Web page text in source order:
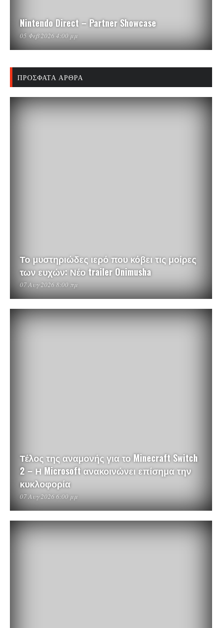
Nintendo Direct – Partner Showcase
05 Φεβ 2026 4:00 μμ
ΠΡΌΣΦΑΤΑ ΆΡΘΡΑ
Το μυστηριώδες ιερό που κόβει τις μοίρες
των ευχών: Νέο trailer Onimusha
07 Αυγ 2026 8:00 πμ
Τέλος της αναμονής για το Minecraft Switch
2 – Η Microsoft ανακοινώνει επίσημα την
κυκλοφορία
07 Αυγ 2026 6:00 μμ